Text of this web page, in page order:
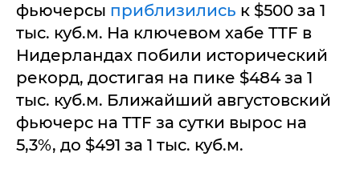
фьючерсы приблизились к $500 за 1
тыс. куб.м. На ключевом хабе TTF в
Нидерландах побили исторический
рекорд, достигая на пике $484 за 1
тыс. куб.м. Ближайший августовский
фьючерс на TTF за сутки вырос на
5,3%, до $491 за 1 тыс. куб.м.